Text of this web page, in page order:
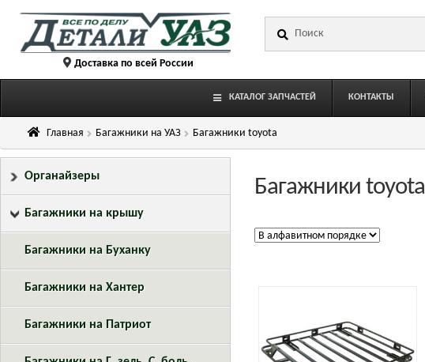
Перейти
Перейти
содержимому Доставка по всей России
КАТАЛОГ ЗАПЧАСТЕЙ КОНТАКТЫ
Главная Багажники на УАЗ Багажники toyota
Багажники toyota
Органайзеры
Багажники на крышу
Багажники на Буханку
Багажники на Хантер
Багажники на Патриот